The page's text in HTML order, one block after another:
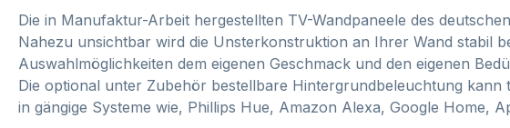
Die in Manufaktur-Arbeit hergestellten TV-Wandpaneele des deutschen
Nahezu unsichtbar wird die Unsterkonstruktion an Ihrer Wand stabil
Auswahlmöglichkeiten dem eigenen Geschmack und den eigenen
Die optional unter Zubehör bestellbare Hintergrundbeleuchtung
in gängige Systeme wie, Phillips Hue, Amazon Alexa, Google Home,